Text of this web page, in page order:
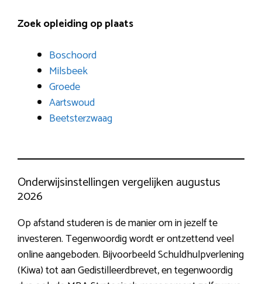
Zoek opleiding op plaats
Boschoord
Milsbeek
Groede
Aartswoud
Beetsterzwaag
Onderwijsinstellingen vergelijken augustus
2026
Op afstand studeren is de manier om in jezelf te
investeren. Tegenwoordig wordt er ontzettend veel
online aangeboden. Bijvoorbeeld Schuldhulpverlening
(Kiwa) tot aan Gedistilleerdbrevet, en tegenwoordig